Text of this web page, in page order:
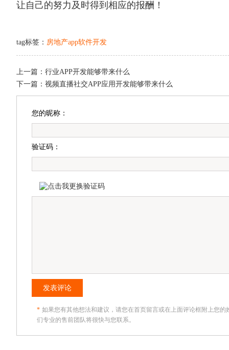
让自己的努力及时得到相应的报酬！
tag标签： 房地产app软件开发
上一篇： 行业APP开发能够带来什么
下一篇： 视频直播社交APP应用开发能够带来什么
您的昵称：
验证码：
发表评论
* 如果您有其他想法和建议，请您在首页留言或在上面评论框附上您的
们专业的售前团队将很快与您联系。